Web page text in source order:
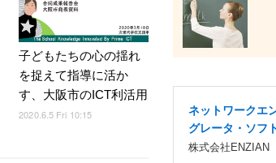
子どもたちの心の揺れ
を捉えて指導に活か
す、大阪市のICT利活用
2020.6.5 Fri 10:15
ネットワークエ
グレータ・ソフ
株式会社ENZIAN